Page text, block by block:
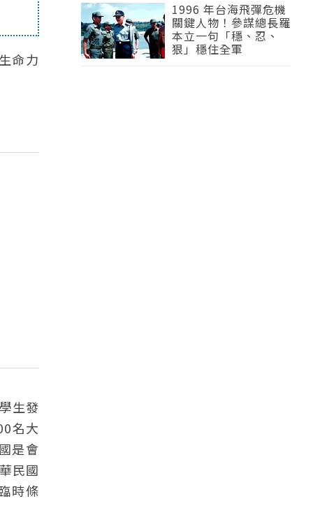
命力
生發
名大
是會
民國
時條
1996 年台海飛彈危機
關鍵人物！參謀總長羅
本立一句「穩、忍、
狠」穩住全軍